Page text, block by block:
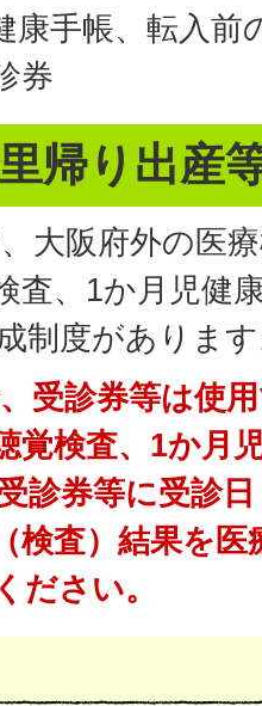
康手帳、転入前
券
帰り出産
大阪府外の医
査、1か月児健
制度がありま
受診券等は使
覚検査、1か月
診券等に受診
検査）結果を
ださい。